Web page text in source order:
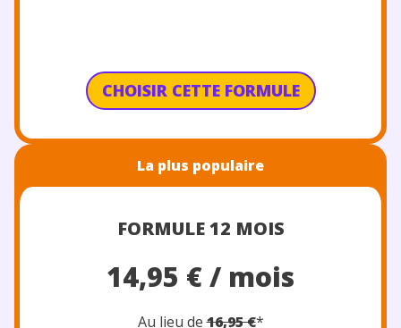
CHOISIR CETTE FORMULE
La plus populaire
FORMULE 12 MOIS
14,95 € / mois
Au lieu de16,95 €*